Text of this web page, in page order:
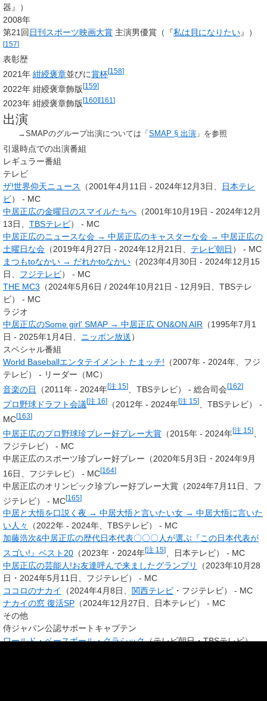
器』）
2008年
第21回日刊スポーツ映画大賞 主演男優賞（『私は貝になりたい』）
[157]
表彰歴
2021年 紺綬褒章並びに賞杯[158]
2022年 紺綬褒章飾版[159]
2023年 紺綬褒章飾版[160][161 ]
出演
→SMAPのグループ出演については「SMAP § 出演 」を参照
引退時点での出演番組
レギュラー番組
テレビ
ザ!世界仰天ニュース
（2001年4月11日 - 2024年12月3日、
日本テレ
ビ） - MC
中居正広の金曜日のスマイルたちへ （2001年10月19日 - 2024年12月
13日、 TBSテレビ） - MC
中居正広のニュースな会 → 中居正広のキャスターな会 → 中居正広の
土曜日な会 （2019年4月27日 - 2024年12月21日、 テレビ朝日 ） - MC
まつもtoなかい → だれかtoなかい （2023年4月30日 - 2024年12月15
日、 フジテレビ） - MC
THE MC3 （2024年5月6日 / 2024年10月21日 - 12月9日、TBSテレ
ビ） - MC
ラジオ
中居正広のSome girl' SMAP → 中居正広 ON&ON AIR （1995年7月1
日 - 2025年1月4日、 ニッポン放送）
スペシャル番組
World Baseballエンタテイメント たまッチ! （2007年 - 2024年、フジ
テレビ） - リーダー（MC）
音楽の日
（2011年 - 2024年[注 15] 、TBSテレビ） - 総合司会[162]
プロ野球ドラフト会議[注 16] （2012年 - 2024年[注 15]
、TBSテレビ） -
MC[163]
中居正広のプロ野球珍プレー好プレー大賞 （2015年 - 2024年[注 15]
フジテレビ） - MC
中居正広のスポーツ珍プレー好プレー（2020年5月3日・2024年9月
16日、フジテレビ） - MC[164]
中居正広のオリンピック珍プレー好プレー大賞（2024年7月11日、フ
ジテレビ） - MC[165]
中居と大悟を口説く夜 → 中居大悟と言いたい女 → 中居大悟に言いた
い人々
（2022年 - 2024年、TBSテレビ） - MC
加藤浩次&中居正広の歴代日本代表〇〇〇人が選ぶ『この日本代表が
スゴい!』ベスト20 （2023年・2024年[注 15]
、日本テレビ） - MC
中居正広の芸能人!お友達呼んで来ましたグランプリ
（2023年10月28
日・2024年5月11日、フジテレビ） - MC
ココロのナカイ
（2024年4月8日、 関西テレビ ・フジテレビ） - MC
ナカイの窓 復活SP （2024年12月27日、日本テレビ） - MC
その他
侍ジャパン公認サポートキャプテン
ワールド・ベースボール・クラシック（テレビ朝日・TBSテレビ）